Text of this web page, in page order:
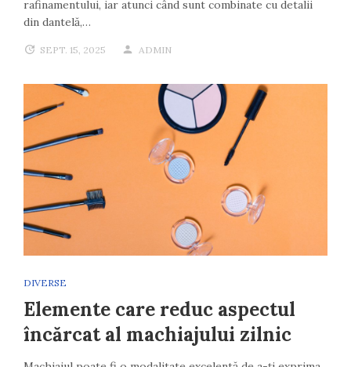
rafinamentului, iar atunci când sunt combinate cu detalii
din dantelă,…
SEPT. 15, 2025 ADMIN
DIVERSE
Elemente care reduc aspectul
încărcat al machiajului zilnic